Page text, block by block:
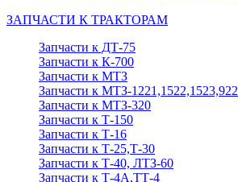
ЗАПЧАСТИ К ТРАКТОРАМ
Запчасти к ДТ-75
Запчасти к К-700
Запчасти к МТЗ
Запчасти к МТЗ-1221,1522,1523,922
Запчасти к МТЗ-320
Запчасти к Т-150
Запчасти к Т-16
Запчасти к Т-25,Т-30
Запчасти к Т-40, ЛТЗ-60
Запчасти к Т-4А,ТТ-4